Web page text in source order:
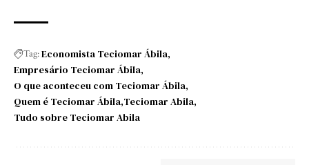
Tag:Economista Teciomar Ábila
Empresário Teciomar Ábila
O que aconteceu com Teciomar Ábila
Quem é Teciomar Ábila Teciomar Abila
Tudo sobre Teciomar Abila